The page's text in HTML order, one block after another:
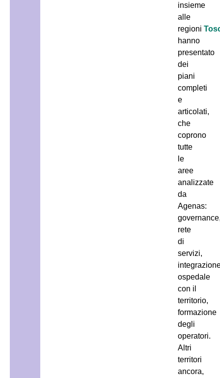
insieme
alle
regioni
hanno
presentato
dei
piani
completi
e
articolati,
che
coprono
tutte
le
aree
analizzate
da
Agenas:
rete
di
servizi,
ospedale
con il
territorio,
formazione
degli
operatori.
Altri
territori
ancora,